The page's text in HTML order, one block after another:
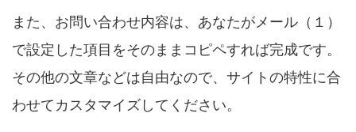
また、お問い合わせ内容は、あなたがメール（１）
で設定した項目をそのままコピペすれば完成です。
その他の文章などは自由なので、サイトの特性に合
わせてカスタマイズしてください。